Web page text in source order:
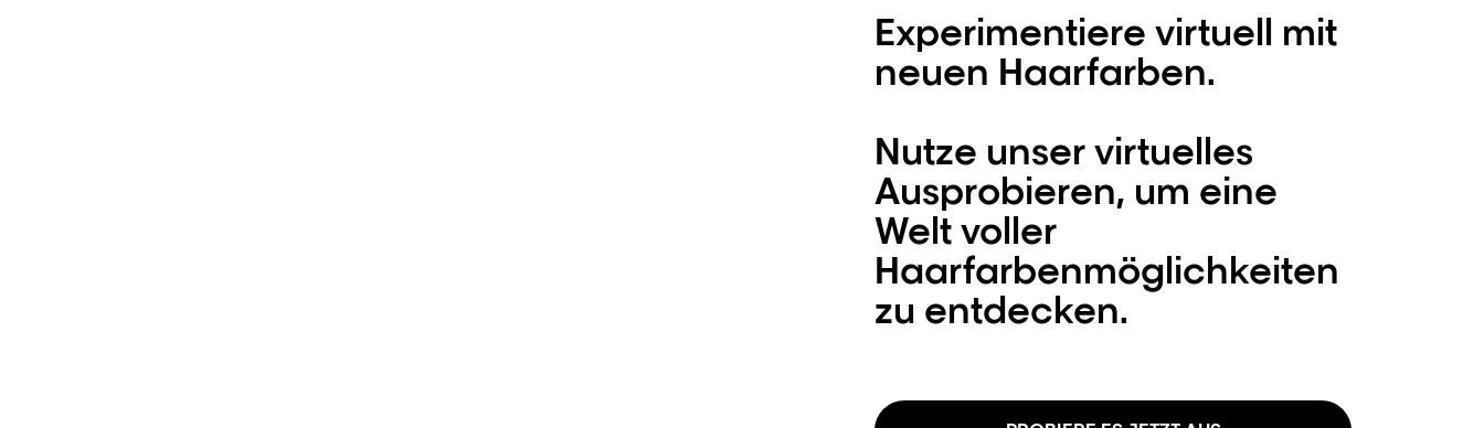
Experimentiere virtuell mit
neuen Haarfarben.
Nutze unser virtuelles
Ausprobieren, um eine
Welt voller
Haarfarbenmöglichkeiten
zu entdecken.